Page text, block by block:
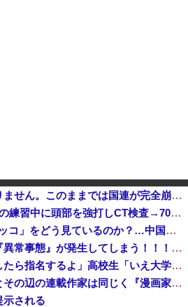
国連事務総長「お金がありません。このままでは国連が完全崩壊します。助けて下さい」
【速報】中2男子、野球部の練習中に頭部を強打しCT検査→70代医師「問題ないです」→中学生死亡「他人のCT画像みてました」
日本人はBYDの軽EV「ラッコ」をどう見ているのか？…中国メディア！
【悲報】熊本の被災地、『異常事態』が発生してしまう！！！！！！！！
スカウト「プロ志望届出したら指名するよ」高校生「いえ大学か社会人に行きます」これ他
ワンピース尾田っち「僕とその辺の連載作家は同じく『漫画家』と呼ばれるけど、それが不満で。」
示される